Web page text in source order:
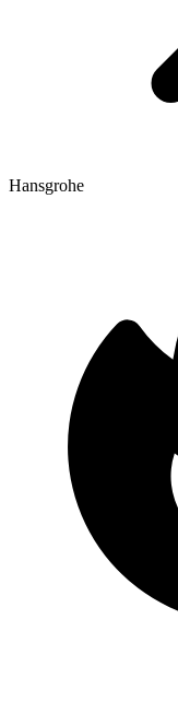
Hansgrohe